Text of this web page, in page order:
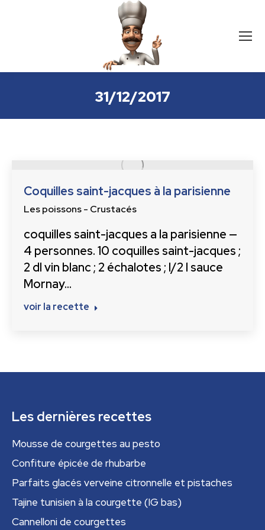
31/12/2017
Coquilles saint-jacques à la parisienne
Les poissons - Crustacés
coquilles saint-jacques a la parisienne —
4 personnes. 10 coquilles saint-jacques ;
2 dl vin blanc ; 2 échalotes ; I/2 l sauce
Mornay…
voir la recette
Les dernières recettes
Mousse de courgettes au pesto
Confiture épicée de rhubarbe
Parfaits glacés verveine citronnelle et pistaches
Tajine tunisien à la courgette (IG bas)
Cannelloni de courgettes